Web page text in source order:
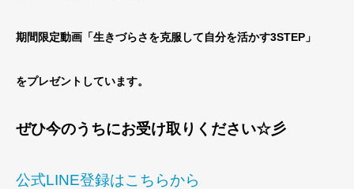
期間限定動画「生きづらさを克服して自分を活かす3STEP」
をプレゼントしています。
ぜひ今のうちにお受け取りください☆彡
公式LINE登録はこちらから